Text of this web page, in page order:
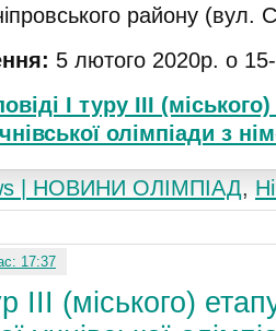
району (вул.
5 лютого 2020р. о
І туру ІІІ
олімпіади з
| НОВИНИ ОЛІМПІАД,
17:37
ІІІ (міського)